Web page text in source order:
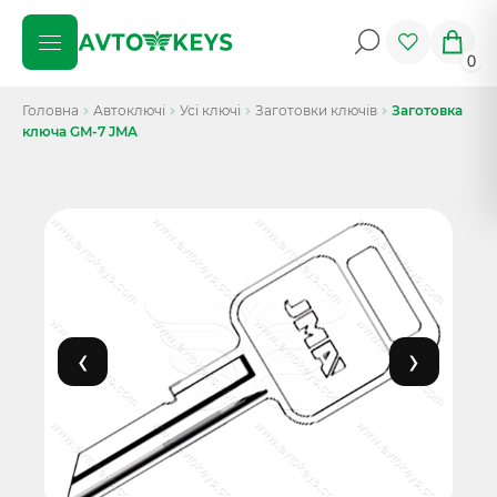
0
Головна Автоключі Усі ключі Заготовки ключів
Заготовка
ключа GM-7 JMA